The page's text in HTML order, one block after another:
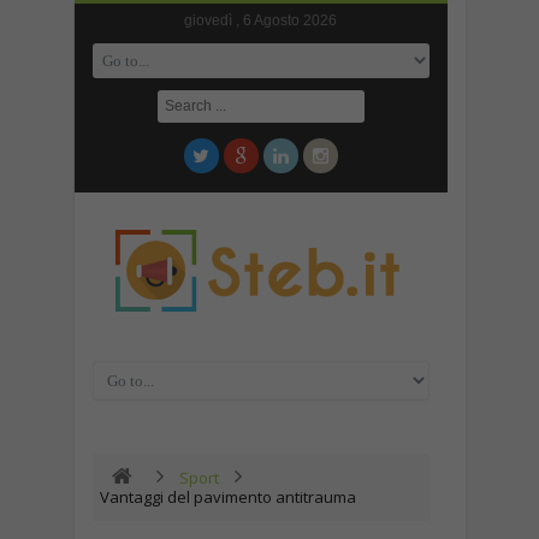
giovedì , 6 Agosto 2026
Sport
Vantaggi del pavimento antitrauma